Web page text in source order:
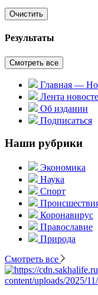
Очистить
Результаты
Смотреть все
Главная —
Лента
Об издании
Подписаться
Наши рубрики
Экономика
Наука
Спорт
Коронавирус
Православие
Природа
Смотреть все